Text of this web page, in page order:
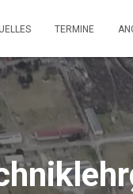
TERMINE